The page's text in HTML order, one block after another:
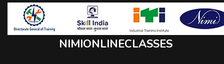
NIMIONLINECLASSES